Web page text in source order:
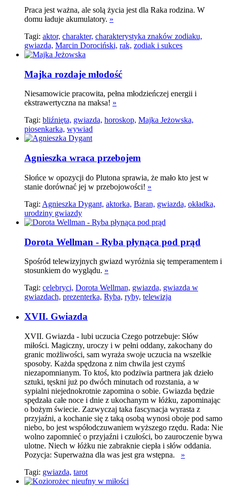
Praca jest ważna, ale solą życia jest dla Raka rodzina. W
domu ładuje akumulatory. »
Tagi: aktor, charakter, charakterystyka znaków zodiaku,
gwiazda, Marcin Dorociński, rak, zodiak i sukces
Majka rozdaje młodość
Niesamowicie pracowita, pełna młodzieńczej energii i
ekstrawertyczna na maksa! »
Tagi: bliźnięta, gwiazda, horoskop, Majka Jeżowska,
piosenkarka, wywiad
Agnieszka wraca przebojem
Słońce w opozycji do Plutona sprawia, że mało kto jest w
stanie dorównać jej w przebojowości! »
Tagi: Agnieszka Dygant, aktorka, Baran, gwiazda, okładka,
urodziny gwiazdy
Dorota Wellman - Ryba płynąca pod prąd
Spośród telewizyjnych gwiazd wyróżnia się temperamentem i
stosunkiem do wyglądu. »
Tagi: celebryci, Dorota Wellman, gwiazda, gwiazda w
gwiazdach, prezenterka, Ryba, ryby, telewizja
XVII. Gwiazda
XVII. Gwiazda - lubi uczucia Czego potrzebuje: Słów
miłości. Magiczny, uroczy i w pełni oddany, zakochany do
granic możliwości, sam wyraża swoje uczucia na wszelkie
sposoby. Każda spędzona z nim chwila jest czymś
niezapomnianym. To ktoś, kto podziwia partnera jak dzieło
sztuki, tęskni już po dwóch minutach od rozstania, a w
sypialni niejednokrotnie zapomina o sobie. Gwiazda będzie
spędzała całe noce i dnie z ukochanym w łóżku, zapominając
o bożym świecie. Zazwyczaj taka fascynacja wyrasta z
przyjaźni, a kochanie się z taką osobą wynosi oboje pod samo
niebo, bo jest współodczuwaniem wyższego rzędu. Rada: Nie
wolno zapomnieć o przyjaźni i czułości, bo zauroczenie bywa
ulotne. Niech w łóżku nie zabraknie ciepła i słów oddania.
Pozycja: Superważna dla was jest gra wstępna. »
Tagi: gwiazda, tarot